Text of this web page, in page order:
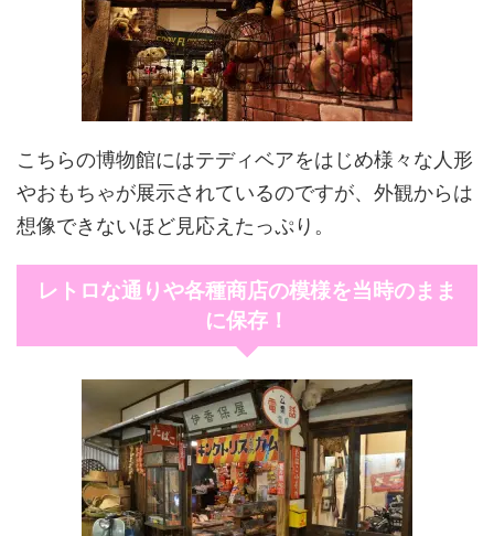
こちらの博物館にはテディベアをはじめ様々な人形
やおもちゃが展示されているのですが、外観からは
想像できないほど見応えたっぷり。
レトロな通りや各種商店の模様を当時のまま
に保存！